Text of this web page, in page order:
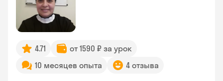
4.71
от 1590 ₽ за урок
10 месяцев опыта
4 отзыва